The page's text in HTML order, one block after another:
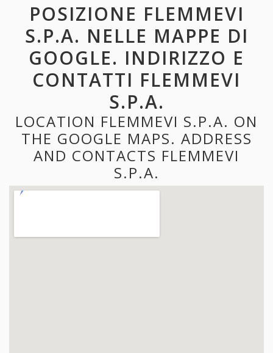
POSIZIONE FLEMMEVI
S.P.A. NELLE MAPPE DI
GOOGLE. INDIRIZZO E
CONTATTI FLEMMEVI
S.P.A.
LOCATION FLEMMEVI S.P.A. ON
THE GOOGLE MAPS. ADDRESS
AND CONTACTS FLEMMEVI
S.P.A.